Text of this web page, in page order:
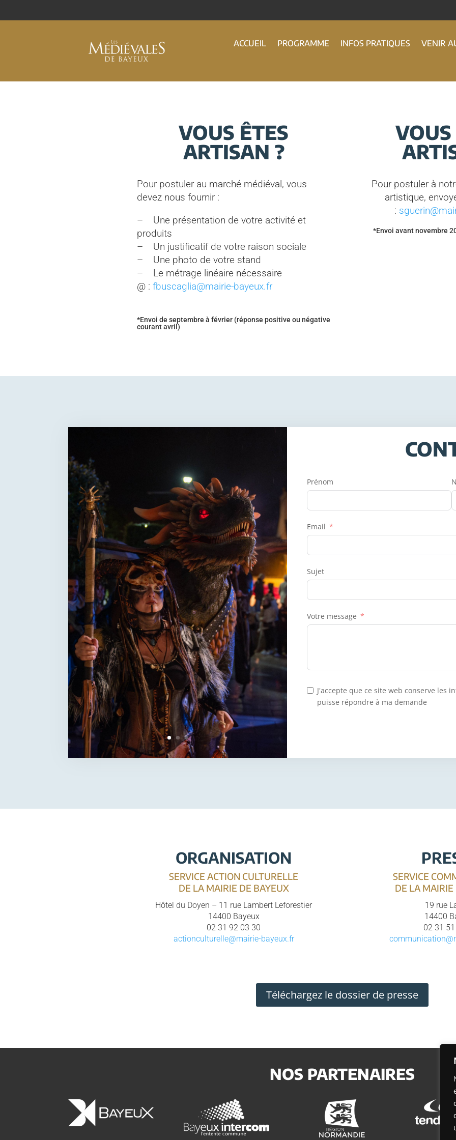
ACCUEIL PROGRAMME INFOS PRATIQUES VENIR
VOUS ÊTES
ARTISAN ?
Pour postuler au marché médiéval, vous
devez nous fournir :
– Une présentation de votre activité et
produits
– Un justificatif de votre raison sociale
– Une photo de votre stand
– Le métrage linéaire nécessaire
@ : fbuscaglia@mairie-bayeux.fr
*Envoi de septembre à février (réponse positive ou négative
courant avril)
VOUS
Pour postuler à
artistique,
:
*Envoi avant novembre
Prénom
Email
Sujet
Votre message
J'accepte que ce site web conserve
puisse répondre à ma demande
ORGANISATION
SERVICE ACTION CULTURELLE
DE LA MAIRIE DE BAYEUX
Hôtel du Doyen – 11 rue Lambert Leforestier
14400 Bayeux
02 31 92 03 30
actionculturelle@mairie-bayeux.fr
SERVICE
DE LA
19 rue
14400
02 31
Téléchargez le dossier de presse
NOS PARTENAIRES